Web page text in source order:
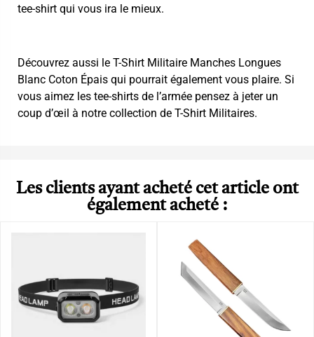
tee-shirt qui vous ira le mieux.
Découvrez aussi le T-Shirt Militaire Manches Longues
Blanc Coton Épais qui pourrait également vous plaire. Si
vous aimez les tee-shirts de l’armée pensez à jeter un
coup d’œil à notre collection de T-Shirt Militaires.
Les clients ayant acheté cet article ont
également acheté :